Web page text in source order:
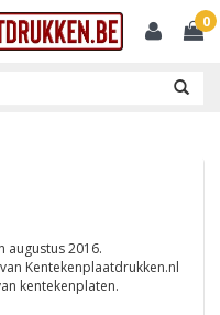
0
augustus 2016.
Kentekenplaatdrukken.nl
kentekenplaten.